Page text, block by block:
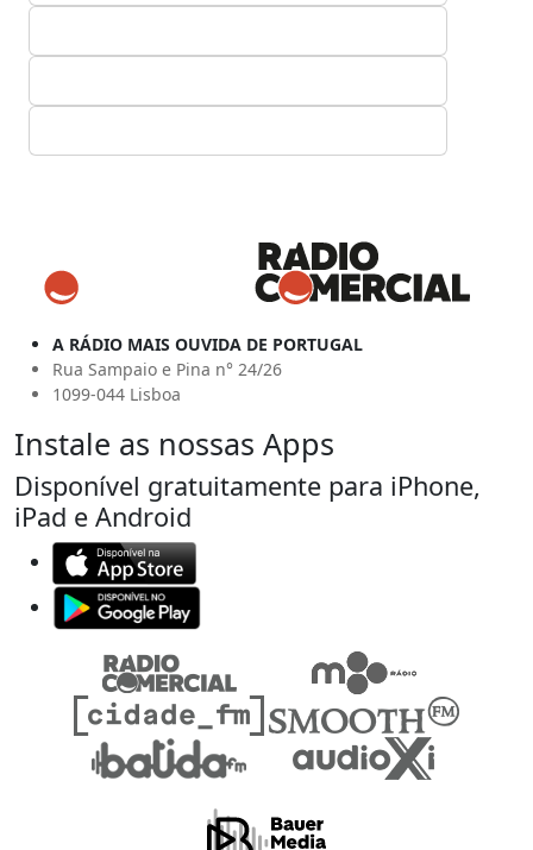
A RÁDIO MAIS OUVIDA DE PORTUGAL
Rua Sampaio e Pina n° 24/26
1099-044 Lisboa
Instale as nossas Apps
Disponível gratuitamente para iPhone,
iPad e Android